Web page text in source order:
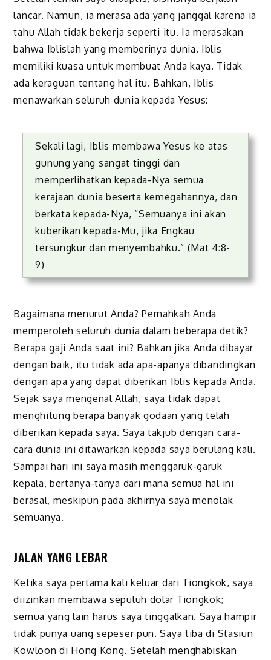
lancar. Namun, ia merasa ada yang janggal karena ia
tahu Allah tidak bekerja seperti itu. Ia merasakan
bahwa Iblislah yang memberinya dunia. Iblis
memiliki kuasa untuk membuat Anda kaya. Tidak
ada keraguan tentang hal itu. Bahkan, Iblis
menawarkan seluruh dunia kepada Yesus:
Sekali lagi, Iblis membawa Yesus ke atas
gunung yang sangat tinggi dan
memperlihatkan kepada-Nya semua
kerajaan dunia beserta kemegahannya, dan
berkata kepada-Nya, “Semuanya ini akan
ku­berikan kepada-Mu, jika Engkau
tersungkur dan menyem­bahku.” (Mat 4:8-
9)
Bagaimana menurut Anda? Pernahkah Anda
memperoleh seluruh dunia dalam beberapa detik?
Berapa gaji Anda saat ini? Bahkan jika Anda dibayar
dengan baik, itu tidak ada apa-apanya dibandingkan
dengan apa yang dapat diberikan Iblis kepada Anda.
Sejak saya mengenal Allah, saya tidak dapat
menghitung berapa banyak godaan yang telah
diberikan kepada saya. Saya takjub dengan cara-
cara dunia ini ditawarkan kepada saya berulang kali.
Sampai hari ini saya masih menggaruk-garuk
kepala, bertanya-tanya dari mana semua hal ini
berasal, meskipun pada akhirnya saya menolak
semuanya.
JALAN YANG LEBAR
Ketika saya pertama kali keluar dari Tiongkok, saya
diizinkan membawa sepuluh dolar Tiongkok;
semua yang lain harus saya tinggalkan. Saya hampir
tidak punya uang sepeser pun. Saya tiba di Stasiun
Kowloon di Hong Kong. Setelah menghabiskan